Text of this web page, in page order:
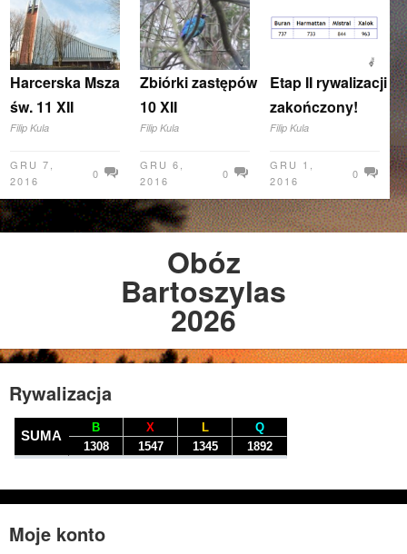
Harcerska Msza
św. 11 XII
Filip Kula
GRU 7,
2016
0
Zbiórki zastępów
10 XII
Filip Kula
GRU 6,
2016
0
Etap II rywalizacji
zakończony!
Filip Kula
GRU 1,
2016
0
Obóz
Bartoszylas
2026
Rywalizacja
Moje konto